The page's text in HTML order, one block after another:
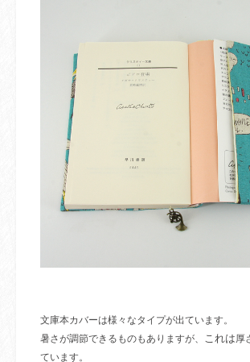
文庫本カバーは様々なタイプが出ています。
暑さが調節できるものもありますが、
これは厚
ています。